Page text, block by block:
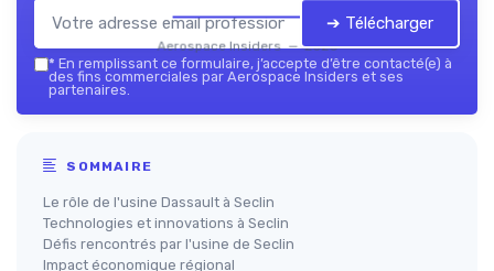
Aerospace Insiders — 2026
➔ Télécharger
* En remplissant ce formulaire, j’accepte d’être contacté(e) à
des fins commerciales par Aerospace Insiders et ses
partenaires.
SOMMAIRE
Le rôle de l'usine Dassault à Seclin
Technologies et innovations à Seclin
Défis rencontrés par l'usine de Seclin
Impact économique régional